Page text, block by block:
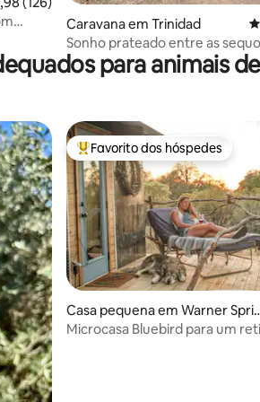
Caravana em Trinidad
Sonho prateado entre as
para animais
Favoritos dos hóspedes mais
Favorito dos hóspedes
Casa pequena em Warner
gs
Microcasa Bluebird para um